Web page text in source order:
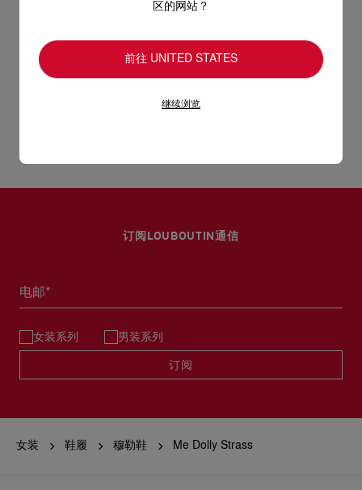
革产品需要深层清洁还是保养护理，我们也能为尽应所需，确保
您心仪的设计耐用经年。 请小心护理闪亮皮革产品，以免品质受
损。 产品保养
送货
经 DHL Express 送货 - 送货时间：3至 4个工作天
换货视乎产品库存而定，请联系客户服务专员。
订阅LOUBOUTIN通信
电邮*
女装系列 男装系列
订阅
女装 鞋履 穆勒鞋 Me Dolly Strass
区的网站？
前往 UNITED STATES
继续浏览